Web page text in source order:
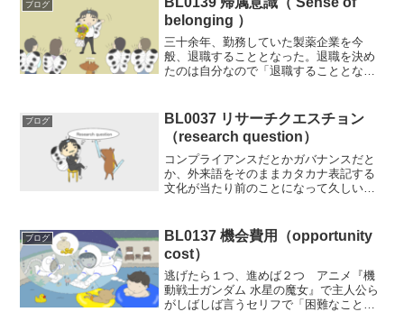
だろうか。罪状のこ...
ブログ
belonging ）
三十余年、勤務していた製薬企業を今
般、退職することとなった。退職を決め
たのは自分なので「退職することとなっ
そろ」と考えていたこともあり、あとは
タイミング一つ、それが今般...
ブログ
BL0037 リサーチクエスチョン
（research question）
コンプライアンスだとかガバナンスだと
か、外来語をそのままカタカナ表記する
文化が当たり前のことになって久しい。
しているわけだが、出来るならば頑張っ
て日本語訳する文化が復活...
ブログ
BL0137 機会費用（opportunity
cost）
逃げたら１つ、進めば２つ アニメ『機
動戦士ガンダム 水星の魔女』で主人公ら
がしばしば言うセリフで「困難なことか